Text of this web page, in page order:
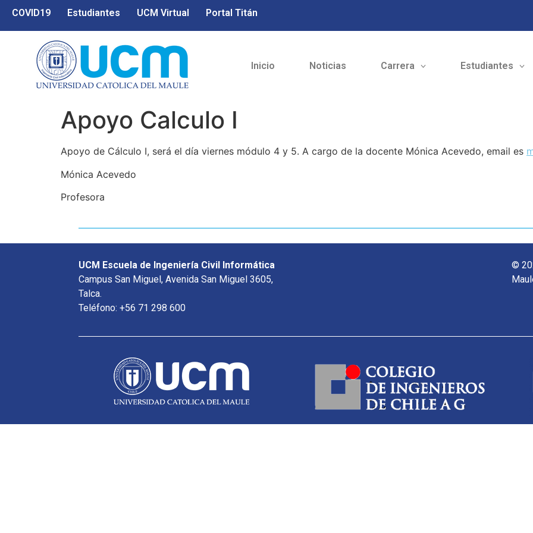
COVID19 Estudiantes UCM Virtual Portal Titán
Inicio Noticias Carrera Estudiantes
Apoyo Calculo I
Apoyo de Cálculo I, será el día viernes módulo 4 y 5. A cargo de la docente Mónica Acevedo, email es
Mónica Acevedo
Profesora
UCM Escuela de Ingeniería Civil Informática
Campus San Miguel, Avenida San Miguel 3605,
Talca.
Teléfono: +56 71 298 600
©